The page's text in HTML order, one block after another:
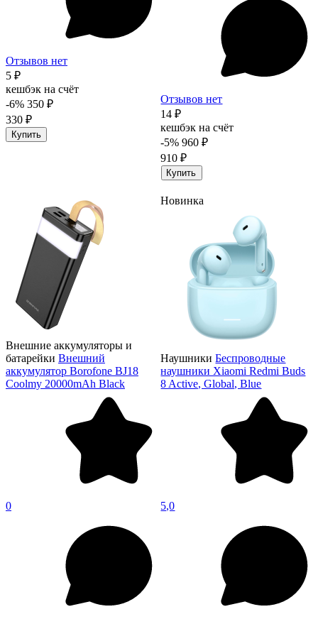
Отзывов нет
5 ₽
кешбэк на счёт
-6% 350 ₽
330 ₽
Купить
Отзывов нет
14 ₽
кешбэк на счёт
-5% 960 ₽
910 ₽
Купить
Внешние аккумуляторы и
батарейки Внешний
аккумулятор Borofone BJ18
Coolmy 20000mAh Black
0
Новинка
Наушники Беспроводные
наушники Xiaomi Redmi Buds
8 Active, Global, Blue
5,0